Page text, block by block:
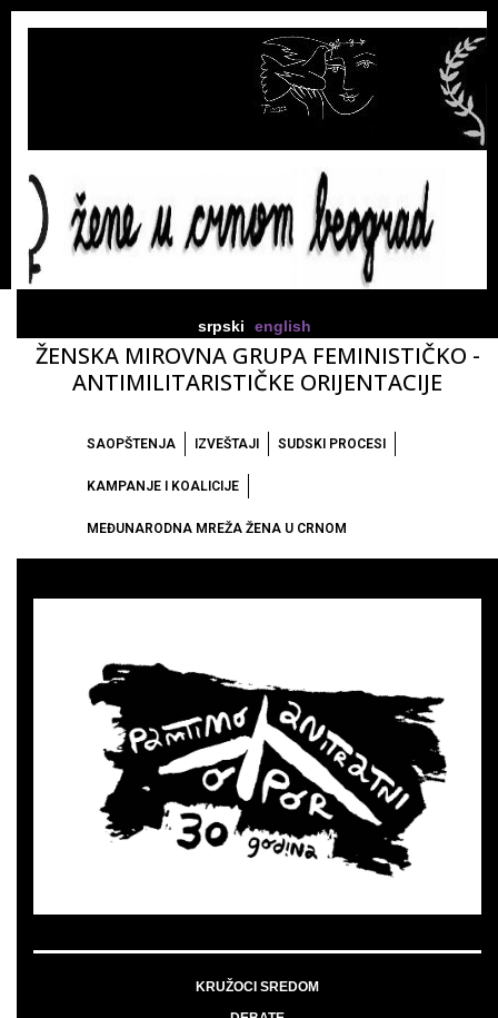
srpski english
ŽENSKA MIROVNA GRUPA FEMINISTIČKO -
ANTIMILITARISTIČKE ORIJENTACIJE
SAOPŠTENJA IZVEŠTAJI SUDSKI PROCESI
KAMPANJE I KOALICIJE
MEĐUNARODNA MREŽA ŽENA U CRNOM
KRUŽOCI SREDOM